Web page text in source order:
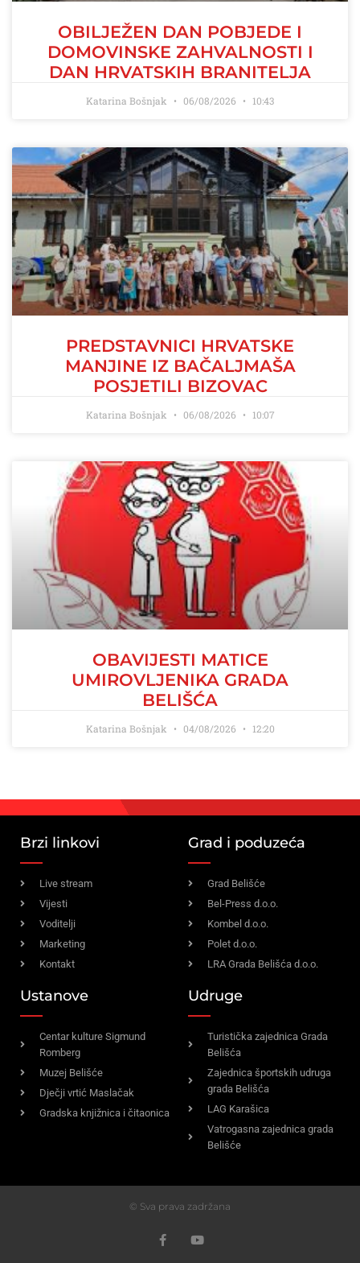
OBILJEŽEN DAN POBJEDE I
DOMOVINSKE ZAHVALNOSTI I
DAN HRVATSKIH BRANITELJA
Katarina Bošnjak 06/08/2026 10:43
PREDSTAVNICI HRVATSKE
MANJINE IZ BAČALJMAŠA
POSJETILI BIZOVAC
Katarina Bošnjak 06/08/2026 10:07
OBAVIJESTI MATICE
UMIROVLJENIKA GRADA
BELIŠĆA
Katarina Bošnjak 04/08/2026 12:20
Brzi linkovi
Live stream
Vijesti
Voditelji
Marketing
Kontakt
Grad i poduzeća
Grad Belišće
Bel-Press d.o.o.
Kombel d.o.o.
Polet d.o.o.
LRA Grada Belišća d.o.o.
Ustanove
Centar kulture Sigmund
Romberg
Muzej Belišće
Dječji vrtić Maslačak
Gradska knjižnica i čitaonica
Udruge
Turistička zajednica Grada
Belišća
Zajednica športskih udruga
grada Belišća
LAG Karašica
Vatrogasna zajednica grada
Belišće
© Sva prava zadržana